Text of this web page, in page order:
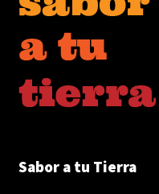
Sabor a tu Tierra